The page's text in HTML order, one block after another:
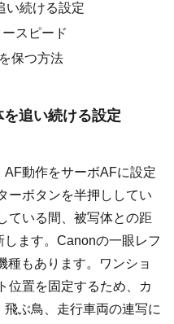
い続ける設定
スピード
保つ方法
追い続ける設定
動作をサーボAFに設定
ーボタンを半押ししてい
ている間、被写体との距
ます。Canonの一眼レフ
種もあります。ワンショ
位置を固定するため、カ
ぶ鳥、走行車両の連写に